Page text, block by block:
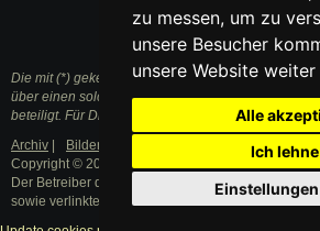
zu messen, um zu
unsere Besucher
unsere Website
Alle
Ich
Die mit (*) gekennzeichneten Links sind
über einen solchen Link ein Einkauf zustande,
beteiligt. Für Dich entstehen dabei keine
Archiv
Bilder |
Copyright © 2003 - 2021 · Alle Rechte vorbehalten.
Der Betreiber distanziert sich ausdrücklich von den
sowie verlinkter Internetseiten.